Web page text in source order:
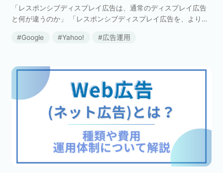
「レスポンシブディスプレイ広告は、通常のディスプレイ広告
と何が違うのか」 「レスポンシブディスプレイ広告を、より効
持ちの方も多いのではないでしょうか。 本記事では […]
Google Yahoo! 広告運用